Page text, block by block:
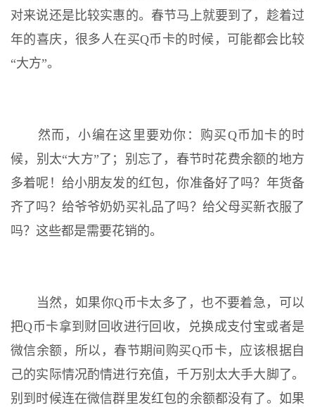
对来说还是比较实惠的。春节马上就要到了，趁着过
年的喜庆，很多人在买Q币卡的时候，可能都会比较
“大方”。
然而，小编在这里要劝你：购买Q币加卡的时
候，别太“大方”了；别忘了，春节时花费余额的地方
多着呢！给小朋友发的红包，你准备好了吗？年货备
齐了吗？给爷爷奶奶买礼品了吗？给父母买新衣服了
吗？这些都是需要花销的。
当然，如果你Q币卡太多了，也不要着急，可以
把Q币卡拿到财回收进行回收，兑换成支付宝或者是
微信余额，所以，春节期间购买Q币卡，应该根据自
己的实际情况酌情进行充值，千万别太大手大脚了。
别到时候连在微信群里发红包的余额都没有了。如果